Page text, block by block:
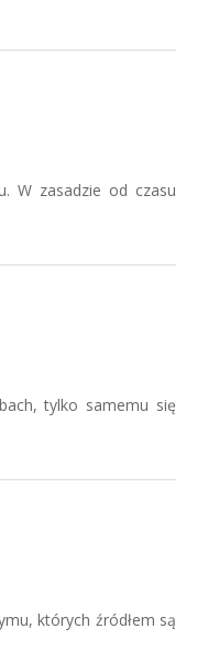
W zasadzie od czasu
tylko samemu się
których źródłem są